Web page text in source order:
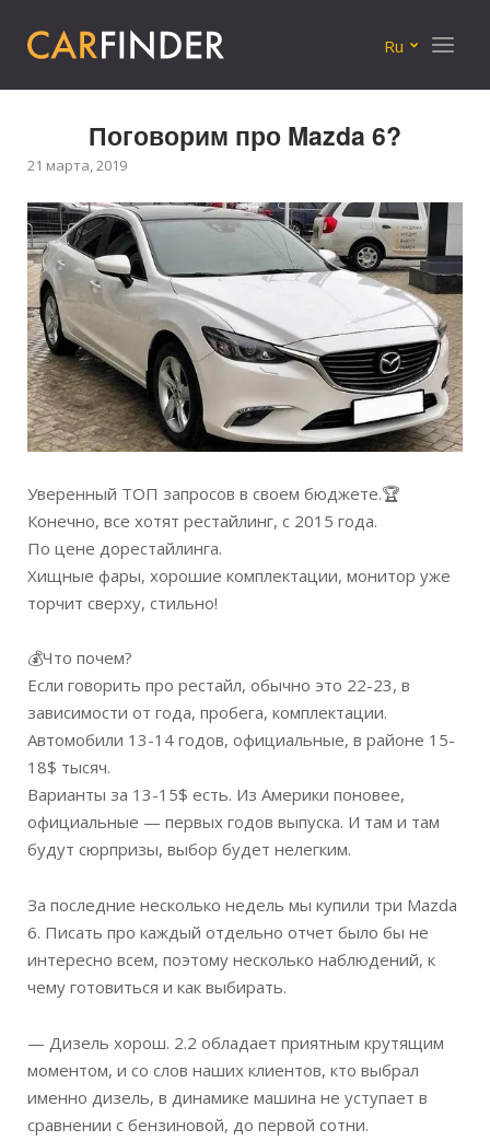
Ru Меню
Поговорим про Mazda 6?
21 марта, 2019
Уверенный ТОП запросов в своем бюджете.🏆
Конечно, все хотят рестайлинг, с 2015 года.
По цене дорестайлинга.
Хищные фары, хорошие комплектации, монитор уже
торчит сверху, стильно!
💰Что почем?
Если говорить про рестайл, обычно это 22-23, в
зависимости от года, пробега, комплектации.
Автомобили 13-14 годов, официальные, в районе 15-
18$ тысяч.
Варианты за 13-15$ есть. Из Америки поновее,
официальные — первых годов выпуска. И там и там
будут сюрпризы, выбор будет нелегким.
За последние несколько недель мы купили три Mazda
6. Писать про каждый отдельно отчет было бы не
интересно всем, поэтому несколько наблюдений, к
чему готовиться и как выбирать.
— Дизель хорош. 2.2 обладает приятным крутящим
моментом, и со слов наших клиентов, кто выбрал
именно дизель, в динамике машина не уступает в
сравнении с бензиновой, до первой сотни.